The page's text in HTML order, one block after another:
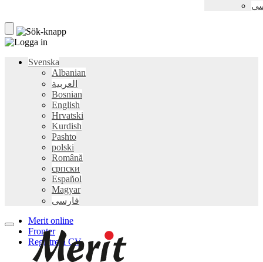
Svenska
Albanian
العربية
Bosnian
English
Hrvatski
Kurdish
Pashto
polski
Română
српски
Español
Magyar
فارسی
Merit online
Fronter
Registrera CV